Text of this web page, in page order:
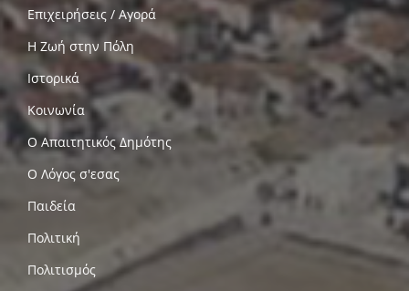
Επιχειρήσεις / Αγορά
Η Ζωή στην Πόλη
Ιστορικά
Κοινωνία
Ο Απαιτητικός Δημότης
Ο Λόγος σ'εσας
Παιδεία
Πολιτική
Πολιτισμός